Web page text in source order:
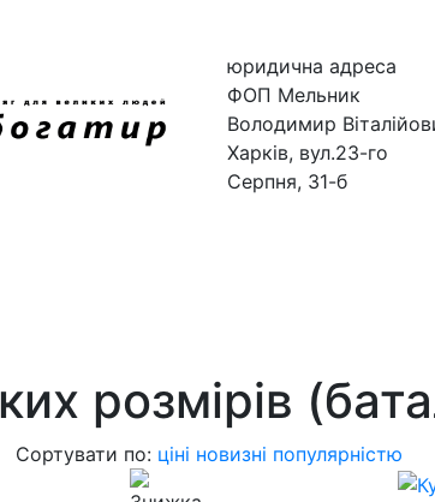
юридична адреса
ФОП Мельник
Володимир
Харків, вул.23-го
Серпня, 31-б
розмірів
Сортувати по: ціні новизні популярністю